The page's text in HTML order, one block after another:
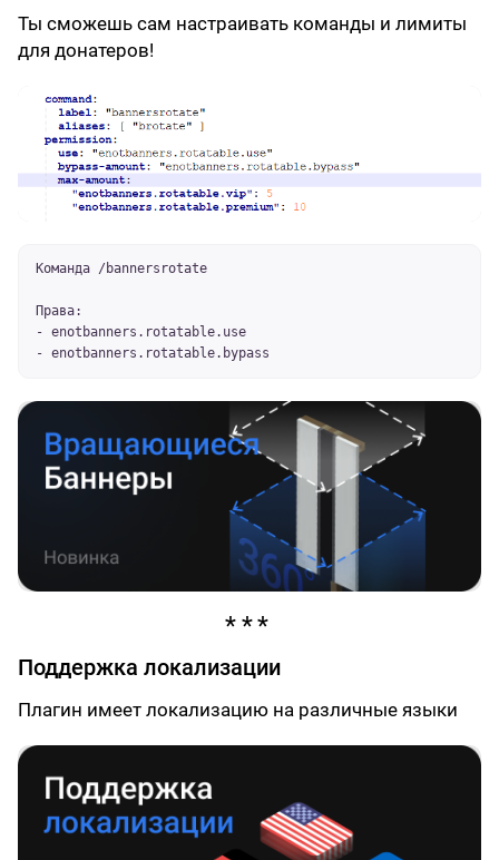
Ты сможешь сам настраивать команды и лимиты
для донатеров!
Команда /bannersrotate
Права:
- enotbanners.rotatable.use
- enotbanners.rotatable.bypass
Поддержка локализации
Плагин имеет локализацию на различные языки